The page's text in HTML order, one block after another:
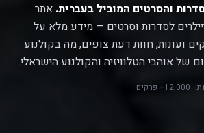
אתר
לסדרות וסרטים — מידע מלא על
ועונות, חוות דעת צופים, מה בקולנוע
של אוהבי הטלוויזיה והקולנוע הישראלי.